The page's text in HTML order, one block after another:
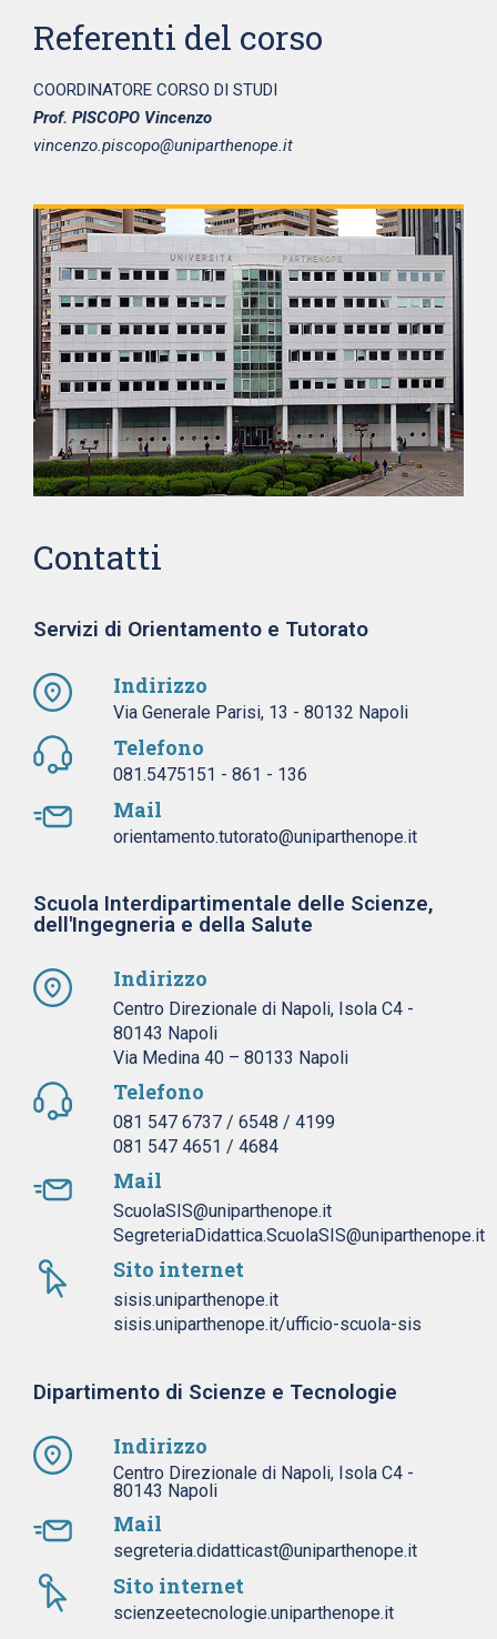
Referenti del corso
COORDINATORE CORSO DI STUDI
Prof. PISCOPO Vincenzo
vincenzo.piscopo@uniparthenope.it
Contatti
Servizi di Orientamento e Tutorato
Indirizzo
Via Generale Parisi, 13 - 80132 Napoli
Telefono
081.5475151 - 861 - 136
Mail
orientamento.tutorato@uniparthenope.it
Scuola Interdipartimentale delle Scienze,
dell'Ingegneria e della Salute
Indirizzo
Centro Direzionale di Napoli, Isola C4 -
80143 Napoli
Via Medina 40 – 80133 Napoli
Telefono
081 547 6737 / 6548 / 4199
081 547 4651 / 4684
Mail
ScuolaSIS@uniparthenope.it
SegreteriaDidattica.ScuolaSIS@uniparthenope.it
Sito internet
sisis.uniparthenope.it
sisis.uniparthenope.it/ufficio-scuola-sis
Dipartimento di Scienze e Tecnologie
Indirizzo
Centro Direzionale di Napoli, Isola C4 -
80143 Napoli
Mail
segreteria.didatticast@uniparthenope.it
Sito internet
scienzeetecnologie.uniparthenope.it